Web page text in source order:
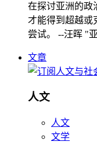
在探讨亚洲的政
才能得到超越或
尝试。 --汪晖 "
文章
人文
人文
文学